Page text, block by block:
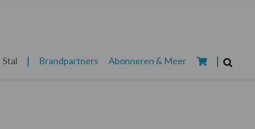
Stal Brandpartners Abonneren & Meer